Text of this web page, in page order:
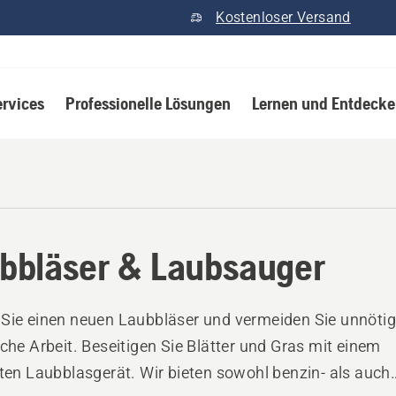
Kostenloser Versand
Professionelle Lösungen Lernen und
& Laubsauger
einen neuen Laubbläser und vermeiden Sie
Arbeit. Beseitigen Sie Blätter und Gras mit einem
Laubblasgerät. Wir bieten sowohl benzin- als auch